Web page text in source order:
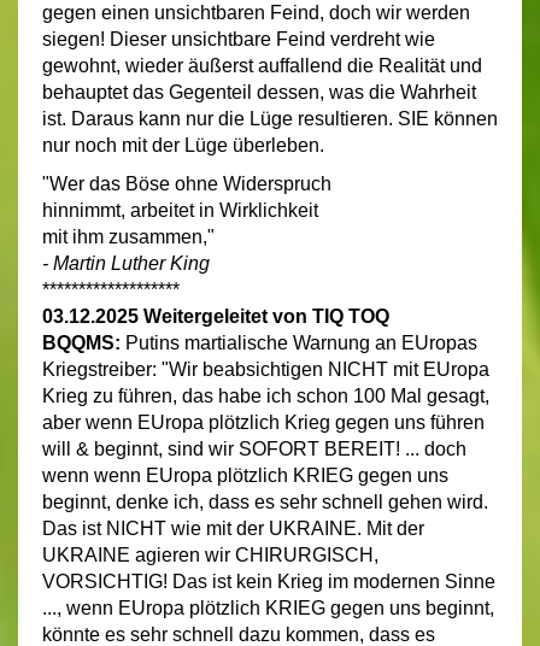
gegen einen unsichtbaren Feind, doch wir werden
siegen! Dieser unsichtbare Feind verdreht wie
gewohnt, wieder äußerst auffallend die Realität und
behauptet das Gegenteil dessen, was die Wahrheit
ist. Daraus kann nur die Lüge resultieren. SIE können
nur noch mit der Lüge überleben.
"Wer das Böse ohne Widerspruch
hinnimmt, arbeitet in Wirklichkeit
mit ihm zusammen,"
- Martin Luther King
*******************
03.12.2025 Weitergeleitet von TIQ TOQ
BQQMS: Putins martialische Warnung an EUropas
Kriegstreiber: "Wir beabsichtigen NICHT mit EUropa
Krieg zu führen, das habe ich schon 100 Mal gesagt,
aber wenn EUropa plötzlich Krieg gegen uns führen
will & beginnt, sind wir SOFORT BEREIT! ... doch
wenn wenn EUropa plötzlich KRIEG gegen uns
beginnt, denke ich, dass es sehr schnell gehen wird.
Das ist NICHT wie mit der UKRAINE. Mit der
UKRAINE agieren wir CHIRURGISCH,
VORSICHTIG! Das ist kein Krieg im modernen Sinne
..., wenn EUropa plötzlich KRIEG gegen uns beginnt,
könnte es sehr schnell dazu kommen, dass es